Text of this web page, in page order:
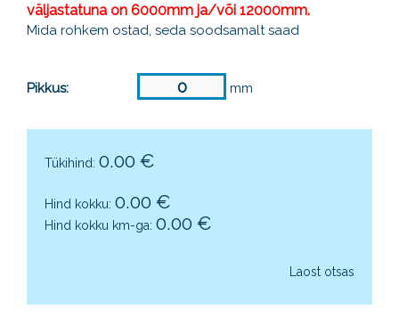
väljastatuna on 6000mm ja/või 12000mm.
Mida rohkem ostad, seda soodsamalt saad
Pikkus: mm
Tükihind: 0.00 €
Hind kokku: 0.00 €
Hind kokku km-ga: 0.00 €
Laost otsas